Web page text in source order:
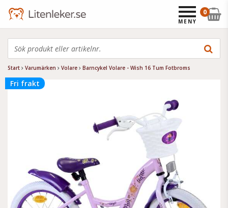
Start Varumärken Volare Barncykel Volare - Wish 16 Tum Fotbroms
Fri frakt
0
MENY